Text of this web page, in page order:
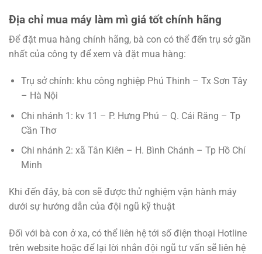
Địa chỉ mua máy làm mì giá tốt chính hãng
Để đặt mua hàng chính hãng, bà con có thể đến trụ sở gần
nhất của công ty để xem và đặt mua hàng:
Trụ sở chính: khu công nghiệp Phú Thinh – Tx Sơn Tây
– Hà Nội
Chi nhánh 1: kv 11 – P. Hưng Phú – Q. Cái Răng – Tp
Cần Thơ
Chi nhánh 2: xã Tân Kiên – H. Bình Chánh – Tp Hồ Chí
Minh
Khi đến đây, bà con sẽ được thử nghiệm vận hành máy
dưới sự hướng dẫn của đội ngũ kỹ thuật
Đối với bà con ở xa, có thể liên hệ tới số điện thoại Hotline
trên website hoặc để lại lời nhắn đội ngũ tư vấn sẽ liên hệ